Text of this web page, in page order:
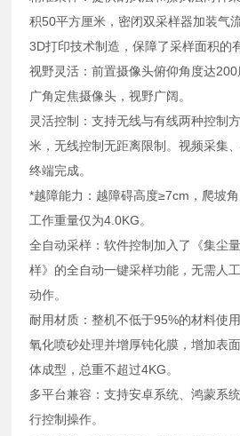
积50平方厘米，密闭双采样器加装气
3D打印技术制造，保障了采样面积的
视野灵活：前置摄像头俯仰角度达
广角定焦摄像头，视野广阔。
灵活控制：支持无线与有线两种控制
米，无线控制无距离限制。视频采集
终端完成。
*越障能力：越障碍高度≥7cm，爬坡
工作重量仅为4.0KG。
全自动采样：软件控制加入了《集尘
样》的全自动一键采样功能，无需人
动作。
耐用材质：整机不低于95%的材料使
氧化喷砂处理并增厚钝化膜，增加表
体成型，总重不超过4KG。
多平台兼容：支持安卓系统、鸿蒙系
行控制操作。